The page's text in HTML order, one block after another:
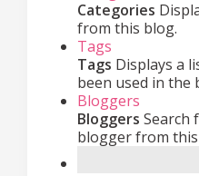
Categories
from this blog.
Tags
Tags Displays a
been used in the
Bloggers
Bloggers Search
blogger from this